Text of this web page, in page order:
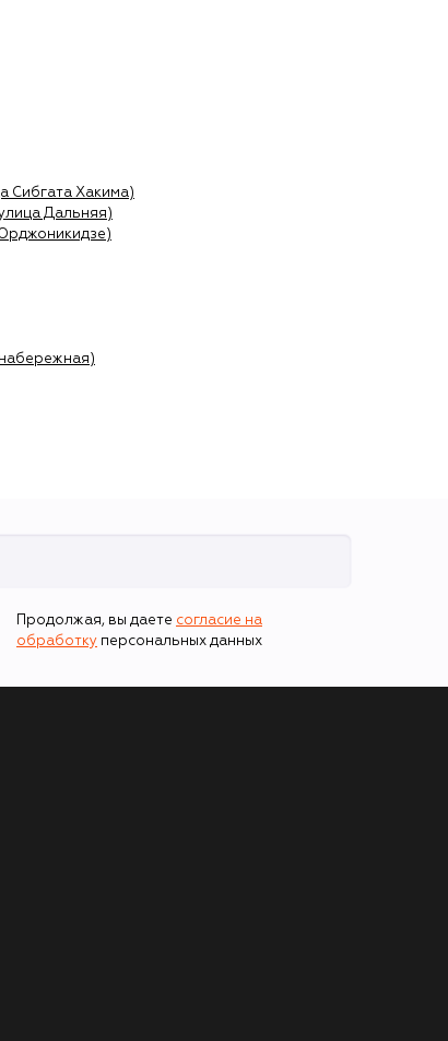
Сибгата Хакима)
Дальняя)
Продолжая, вы даете согласие на
обработку персональных данных